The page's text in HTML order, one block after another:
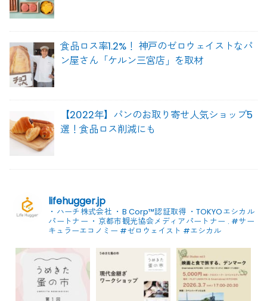
食品ロス率1.2%！ 神戸のゼロウェイストなパ
ン屋さん「ケルン三宮店」を取材
【2022年】パンのお取り寄せ人気ショップ5
選！食品ロス削減にも
lifehugger.jp
・ハーチ株式会社 ・B Corp™認証取得 ・TOKYOエシカル
パートナー ・京都市観光協会メディアパートナー . #サー
キュラーエコノミー #ゼロウェイスト #エシカル